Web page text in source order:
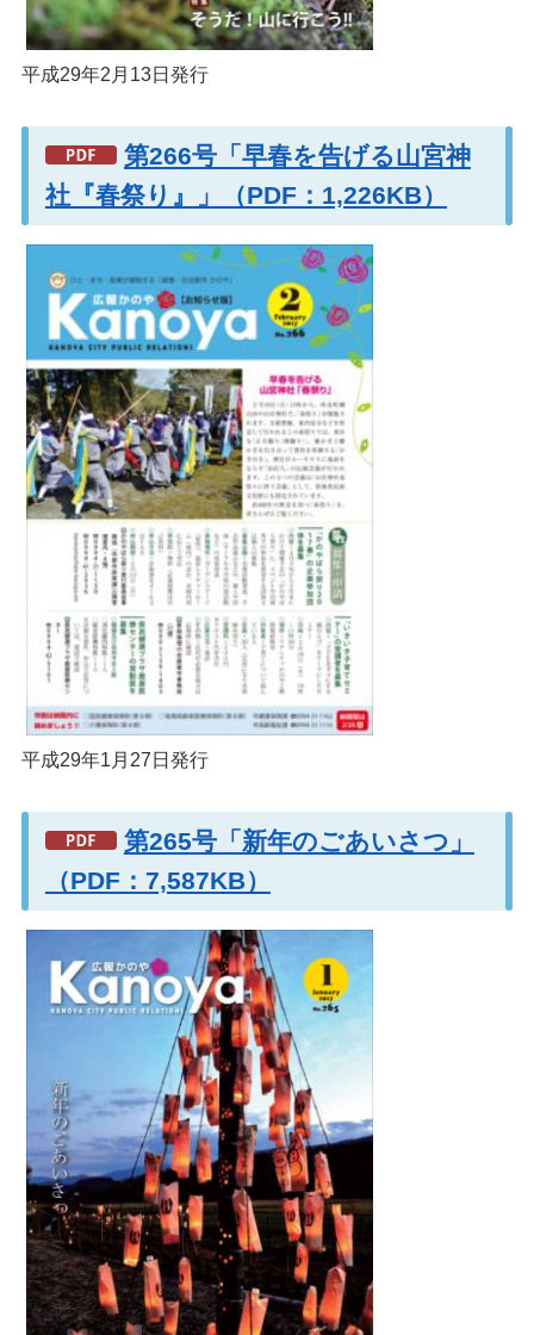
平成29年2月13日発行
第266号「早春を告げる山宮神
社『春祭り』」（PDF：1,226KB）
平成29年1月27日発行
第265号「新年のごあいさつ」
（PDF：7,587KB）